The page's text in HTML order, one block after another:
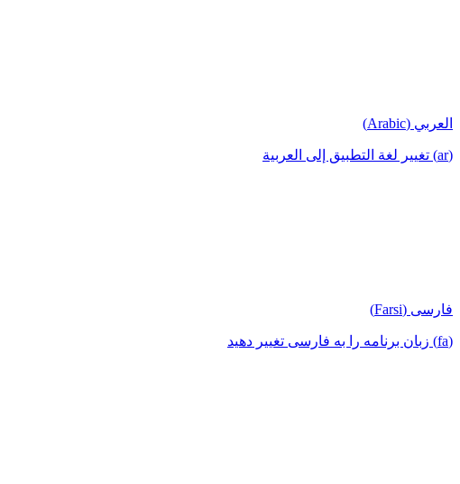
العربي (Arabic)
(ar) تغيير لغة التطبيق إلى العربية
فارسی (Farsi)
(fa) زبان برنامه را به فارسی تغییر دهید